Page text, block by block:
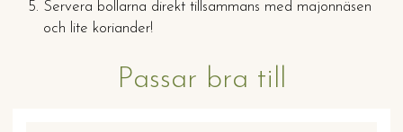
Servera bollarna direkt tillsammans med majonnäsen
och lite koriander!
Passar bra till